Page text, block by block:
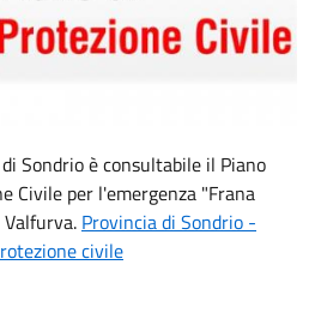
Sondrio è consultabile il Piano
Civile per l'emergenza "Frana
Provincia di Sondrio -
civile